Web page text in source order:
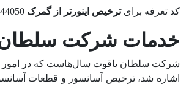
کد تعرفه برایترخیص اینورتر از گمرک
خدمات شرکت سلطان
شرکت سلطان یاقوت سال‌هاست که در امور
اشاره شد، ترخیص آسانسور و قطعات